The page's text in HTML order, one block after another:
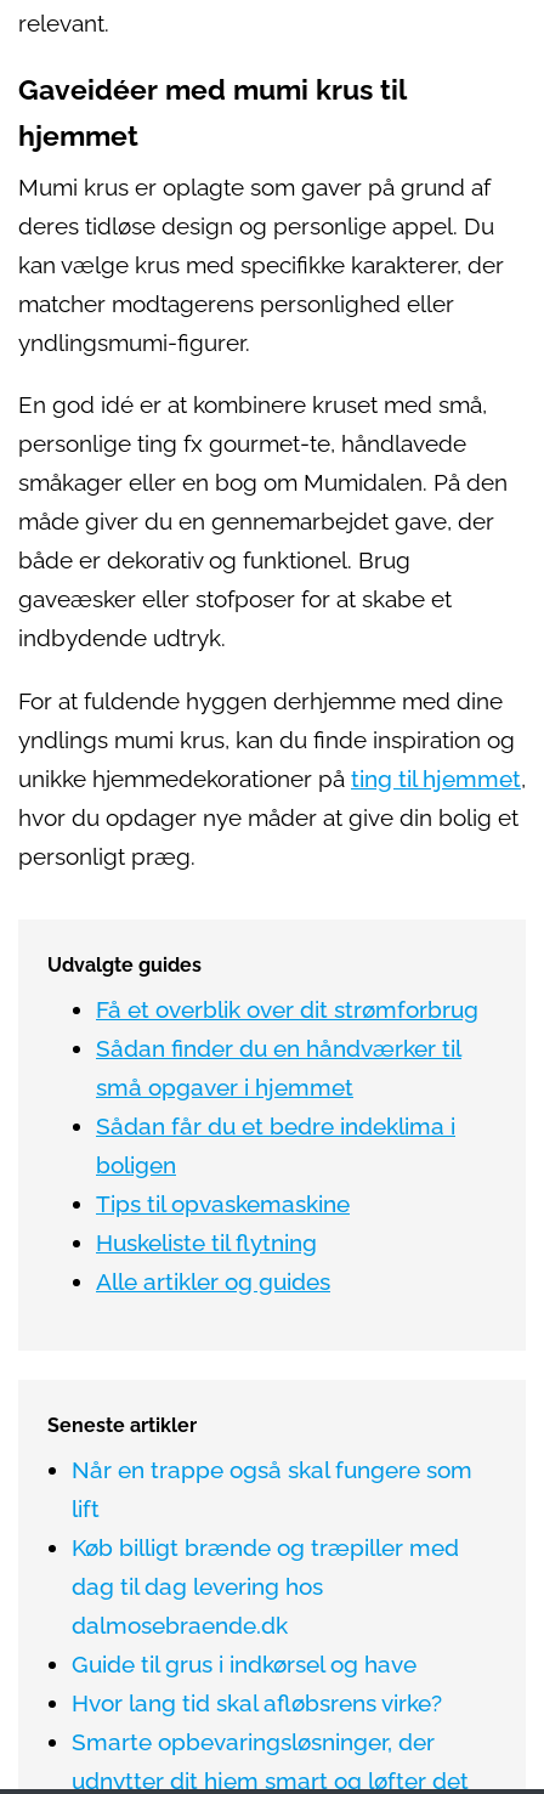
relevant.
Gaveidéer med mumi krus til
hjemmet
Mumi krus er oplagte som gaver på grund af
deres tidløse design og personlige appel. Du
kan vælge krus med specifikke karakterer, der
matcher modtagerens personlighed eller
yndlingsmumi-figurer.
En god idé er at kombinere kruset med små,
personlige ting fx gourmet-te, håndlavede
småkager eller en bog om Mumidalen. På den
måde giver du en gennemarbejdet gave, der
både er dekorativ og funktionel. Brug
gaveæsker eller stofposer for at skabe et
indbydende udtryk.
For at fuldende hyggen derhjemme med dine
yndlings mumi krus, kan du finde inspiration og
unikke hjemmedekorationer på ting til hjemmet,
hvor du opdager nye måder at give din bolig et
personligt præg.
Udvalgte guides
Få et overblik over dit strømforbrug
Sådan finder du en håndværker til
små opgaver i hjemmet
Sådan får du et bedre indeklima i
boligen
Tips til opvaskemaskine
Huskeliste til flytning
Alle artikler og guides
Seneste artikler
Når en trappe også skal fungere som
lift
Køb billigt brænde og træpiller med
dag til dag levering hos
dalmosebraende.dk
Guide til grus i indkørsel og have
Hvor lang tid skal afløbsrens virke?
Smarte opbevaringsløsninger, der
udnytter dit hjem smart og løfter det